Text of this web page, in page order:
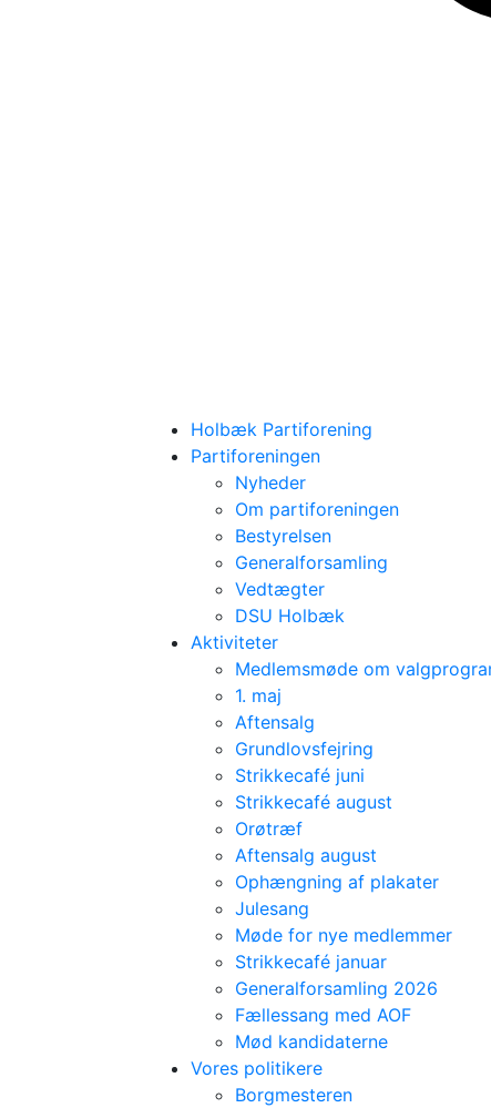
Holbæk Partiforening
Partiforeningen
Nyheder
Om partiforeningen
Bestyrelsen
Generalforsamling
Vedtægter
DSU Holbæk
Aktiviteter
Medlemsmøde om
1. maj
Aftensalg
Grundlovsfejring
Strikkecafé juni
Strikkecafé august
Orøtræf
Aftensalg august
Ophængning af plakater
Julesang
Møde for nye medlemmer
Strikkecafé januar
Generalforsamling 2026
Fællessang med AOF
Mød kandidaterne
Vores politikere
Borgmesteren